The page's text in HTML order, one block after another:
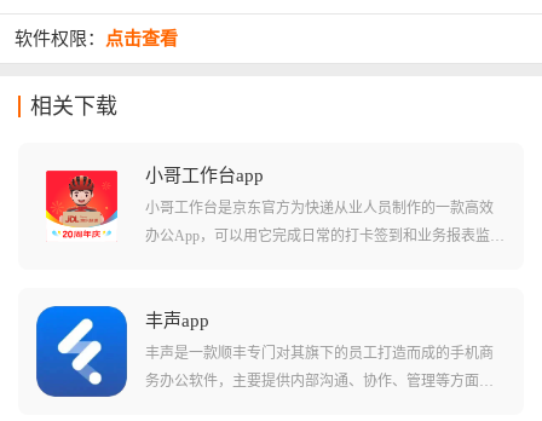
软件权限： 点击查看
相关下载
小哥工作台app
小哥工作台是京东官方为快递从业人员制作的一款高效
办公App，可以用它完成日常的打卡签到和业务报表监
京东各条线的业务功能，更是小哥们提升派送效率、保
障服务质量的数字化助手。
丰声app
丰声是一款顺丰专门对其旗下的员工打造而成的手机商
务办公软件，主要提供内部沟通、协作、管理等方面的